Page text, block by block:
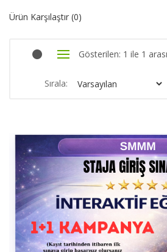
Ürün Karşılaştır (0)
Gösterilen: 1 ile 1
Sırala: